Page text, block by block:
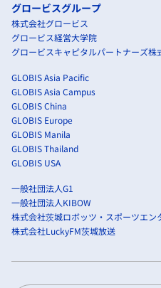
グロービスグループ
株式会社グロービス
グロービス経営大学院
グロービスキャピタルパートナーズ株
GLOBIS Asia Pacific
GLOBIS Asia Campus
GLOBIS China
GLOBIS Europe
GLOBIS Manila
GLOBIS Thailand
GLOBIS USA
一般社団法人G1
一般社団法人KIBOW
株式会社茨城ロボッツ・スポーツエン
株式会社LuckyFM茨城放送